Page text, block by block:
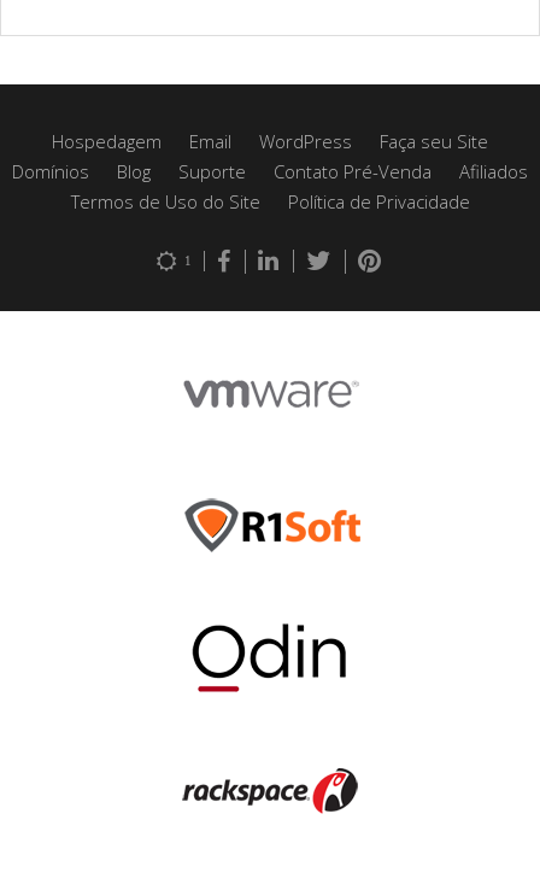
Hospedagem Email WordPress
Faça seu Site
Domínios
Blog Suporte Contato Pré-Venda
Afiliados
Termos de Uso do Site
Política de Privacidade
1